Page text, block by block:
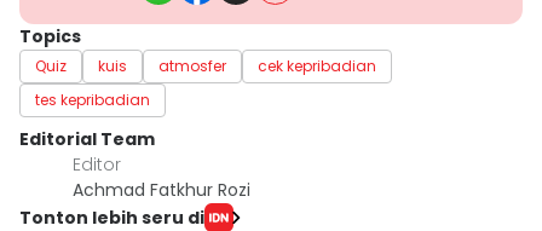
Topics
Quiz kuis atmosfer
cek kepribadian
tes kepribadian
Editorial Team
Editor
Achmad Fatkhur Rozi
Tonton lebih seru di